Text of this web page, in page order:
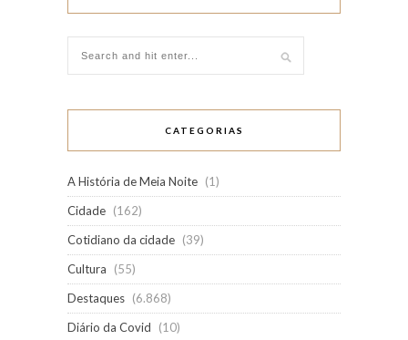
CATEGORIAS
A História de Meia Noite (1)
Cidade (162)
Cotidiano da cidade (39)
Cultura
(55)
Destaques (6.868)
Diário da Covid
(10)